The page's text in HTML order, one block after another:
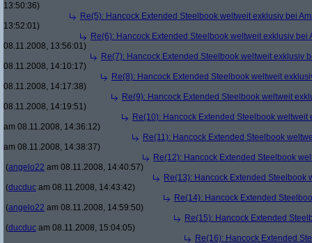
13:50:36)
Re(5): Hancock Extended Steelbook weltweit exklusiv bei
13:52:01)
Re(6): Hancock Extended Steelbook weltweit exklusiv bei
08.11.2008, 13:56:01)
Re(7): Hancock Extended Steelbook weltweit exklusiv
08.11.2008, 14:10:17)
Re(8): Hancock Extended Steelbook weltweit
08.11.2008, 14:17:38)
Re(9): Hancock Extended Steelbook weltweit
08.11.2008, 14:19:51)
Re(10): Hancock Extended Steelbook weltweit
am 08.11.2008, 14:36:12)
Re(11): Hancock Extended Steelbook
am 08.11.2008, 14:38:37)
Re(12): Hancock Extended Steelbook
(angelo22 am 08.11.2008, 14:40:57)
Re(13): Hancock Extended Steelbook
(ducduc am 08.11.2008, 14:43:42)
Re(14): Hancock Extended
(angelo22 am 08.11.2008, 14:59:50)
Re(15): Hancock Extended
(ducduc am 08.11.2008, 15:04:05)
Re(16): Hancock Extended